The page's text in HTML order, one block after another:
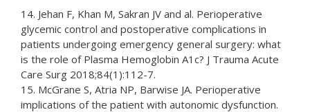
14. Jehan F, Khan M, Sakran JV and al. Perioperative
glycemic control and postoperative complications in
patients undergoing emergency general surgery: what
is the role of Plasma Hemoglobin A1c? J Trauma Acute
Care Surg 2018;84(1):112-7.
15. McGrane S, Atria NP, Barwise JA. Perioperative
implications of the patient with autonomic dysfunction.